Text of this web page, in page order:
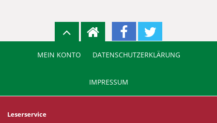
MEIN KONTO DATENSCHUTZERKLÄRUNG
IMPRESSUM
Leserservice